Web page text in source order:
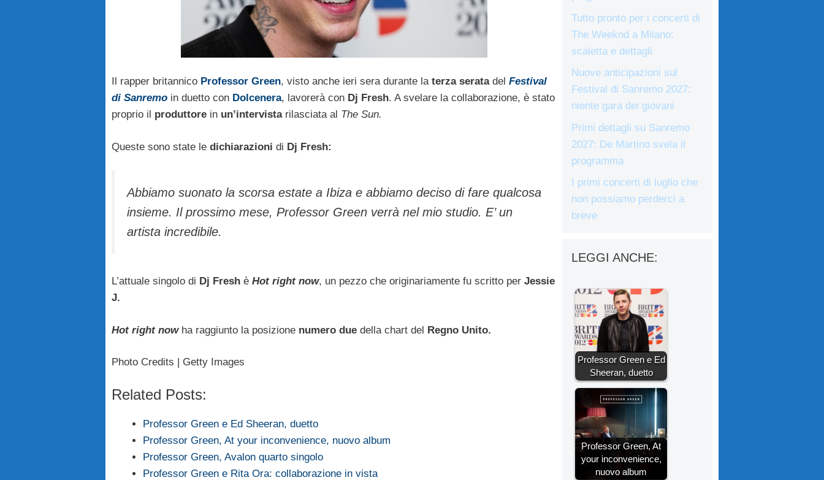
Il rapper britannico Professor Green, visto anche ieri sera durante la terza seratadel Festival
di Sanremo in duetto con Dolcenera, lavorerà con Dj Fresh. A svelare la collaborazione, è stato
proprio il produttore in un’intervistarilasciata al The Sun.
Queste sono state le dichiarazioni di Dj Fresh:
Abbiamo suonato la scorsa estate a Ibiza e abbiamo deciso di fare qualcosa
insieme. Il prossimo mese, Professor Green verrà nel mio studio. E’ un
artista incredibile.
L’attuale singolo di Dj Fresh è Hot right now, un pezzo che originariamente fu scritto per Jessie
J.
Hot right nowha raggiunto la posizione numero due della chart del Regno Unito.
Photo Credits | Getty Images
Related Posts:
Professor Green e Ed Sheeran, duetto
Professor Green, At your inconvenience, nuovo album
Professor Green, Avalon quarto singolo
Professor Green e Rita Ora: collaborazione in vista
Tutto pronto per i concerti di
The Weeknd a Milano:
scaletta e dettagli
Nuove anticipazioni sul
Festival di Sanremo 2027:
niente gara dei giovani
Primi dettagli su Sanremo
2027: De Martino svela il
programma
I primi concerti di luglio che
non possiamo perderci a
breve
LEGGI ANCHE:
Professor Green e Ed
Sheeran, duetto
Professor Green, At
your inconvenience,
nuovo album